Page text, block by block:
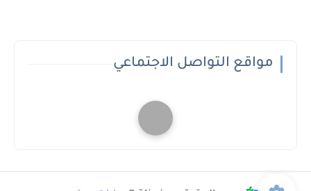
مواقع التواصل الاجتماعي